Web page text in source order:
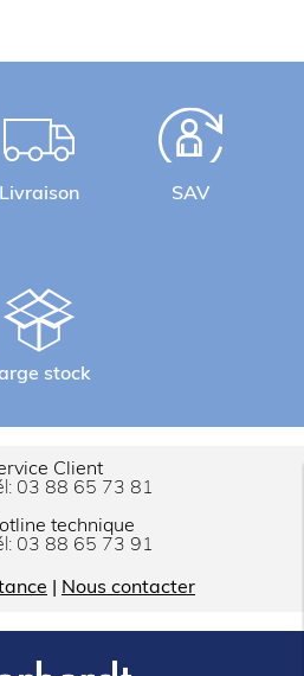
Livraison SAV
stock
Client
03 88 65 73 81
technique
03 88 65 73 91
Nous contacter